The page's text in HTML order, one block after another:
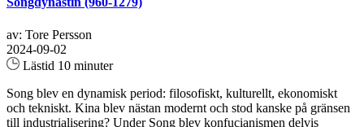
av: Tore Persson
2024-09-02
Lästid 10 minuter
Song blev en dynamisk period: filosofiskt, kulturellt, ekonomiskt
och tekniskt. Kina blev nästan modernt och stod kanske på gränsen
till industrialisering? Under Song blev konfucianismen delvis